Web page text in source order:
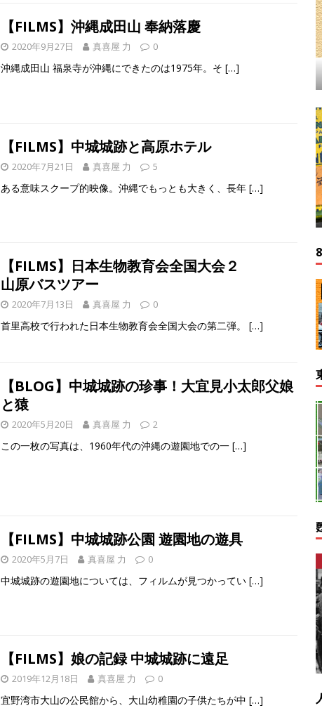
【FILMS】沖縄成田山 奉納落慶
2020年9月27日 真喜屋 力 0
沖縄成田山 福泉寺が沖縄にできたのは1975年。そ […]
【FILMS】中城城跡と高原ホテル
2020年7月21日 真喜屋 力 5
ある意味スクープ的映像。沖縄でもっとも大きく、長年 […]
【FILMS】日本生物教育会全国大会２
山原バスツアー
2020年7月13日 真喜屋 力 0
首里高校で行われた日本生物教育会全国大会の第二弾。 […]
【BLOG】中城城跡の珍事！大宜見小太郎父娘
と猿
2020年5月20日 真喜屋 力 2
この一枚の写真は、1960年代の沖縄の遊園地での一 […]
【FILMS】中城城跡公園 遊園地の遊具
2020年5月7日 真喜屋 力 0
中城城跡の遊園地については、フィルムが見つかってい […]
【FILMS】娘の記録 中城城跡に遠足
2019年12月18日 真喜屋 力 0
宜野湾市大山の公民館から、大山幼稚園の子供たちが中 […]